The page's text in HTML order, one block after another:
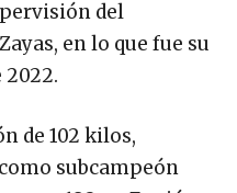
del
en lo que fue su
de 102 kilos,
subcampeón